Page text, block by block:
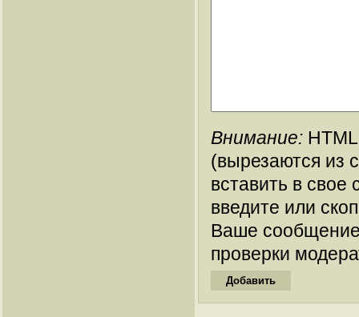
Внимание:
(вырезаются из
вставить в
введите или
Ваше
проверки